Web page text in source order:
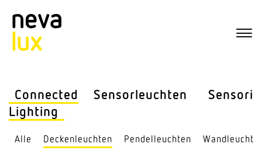
Connected
Lighting
Sensor­leuchten Sensorik
Alle Decken­leuchten Pendel­leuchten